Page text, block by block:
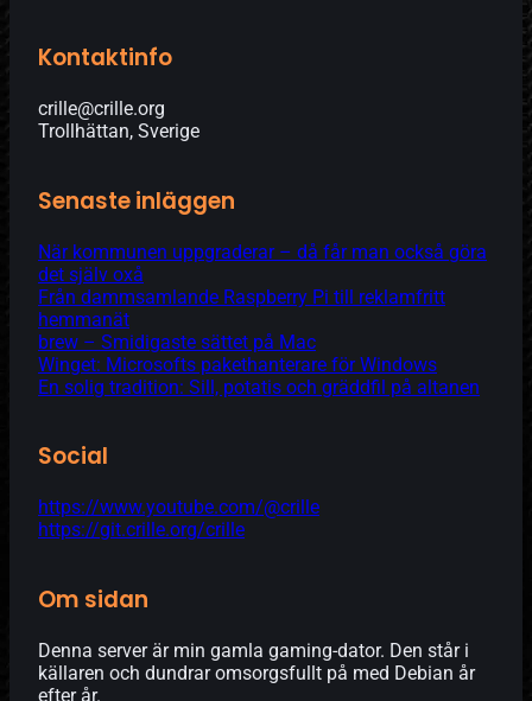
Kontaktinfo
crille@crille.org
Trollhättan, Sverige
Senaste inläggen
När kommunen uppgraderar – då får man också göra
det själv oxå
Från dammsamlande Raspberry Pi till reklamfritt
hemmanät
brew – Smidigaste sättet på Mac
Winget: Microsofts pakethanterare för Windows
En solig tradition: Sill, potatis och gräddfil på altanen
Social
https://www.youtube.com/@crille
https://git.crille.org/crille
Om sidan
Denna server är min gamla gaming-dator. Den står i
källaren och dundrar omsorgsfullt på med Debian år
efter år.